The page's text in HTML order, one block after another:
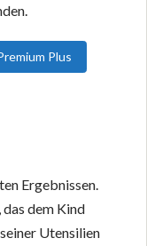
Plus
Ergebnissen.
dem Kind
Utensilien